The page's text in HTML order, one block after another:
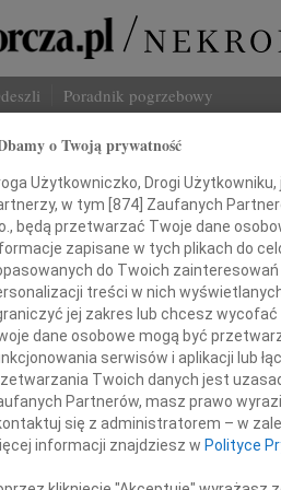
Poradnik pogrzebowy
Ewa Jerzak
Poznań
13.10.2023
Z wielkim bólem
że w dniu 10 października
zmarła nasza
Żona, Mama, Teściowa
o Twoją prywatność
Użytkowniczko, Drogi
w tym [874] Zaufanych
będą przetwarzać Twoje dane
zapisane w tych plikach do
do Twoich
treści w nich
jej zakres lub chcesz wycofać
dane osobowe mogą być
serwisów i aplikacji lub
Twoich danych jest
Partnerów, masz prawo
się z administratorem – w
informacji znajdziesz w Polityce